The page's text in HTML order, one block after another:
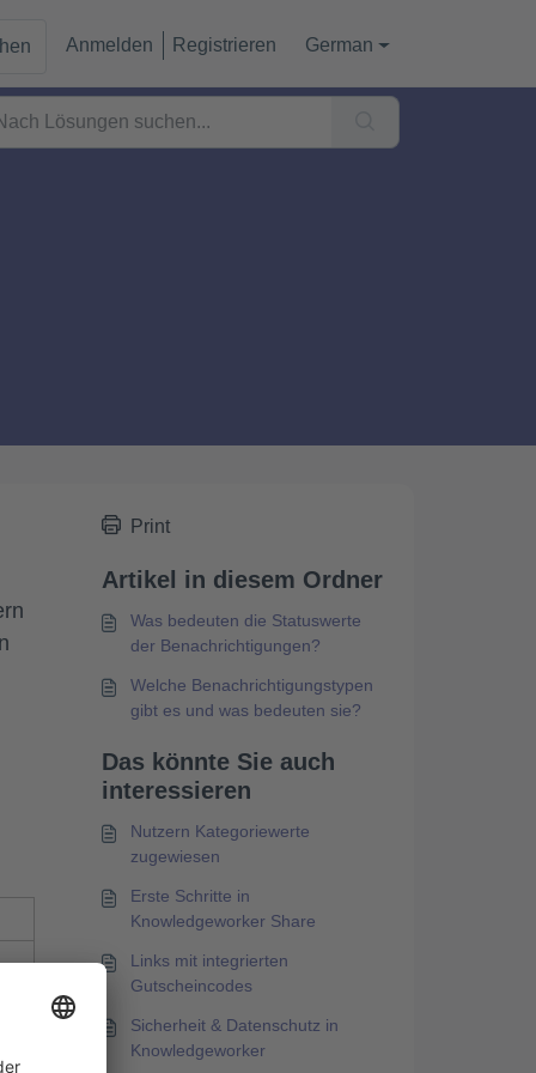
Anmelden Registrieren German
Print
Artikel in diesem Ordner
Was bedeuten die Statuswerte
der Benachrichtigungen?
Welche Benachrichtigungstypen
gibt es und was bedeuten sie?
Das könnte Sie auch
interessieren
Nutzern Kategoriewerte
zugewiesen
Erste Schritte in
Knowledgeworker Share
Links mit integrierten
Gutscheincodes
Sicherheit & Datenschutz in
Knowledgeworker